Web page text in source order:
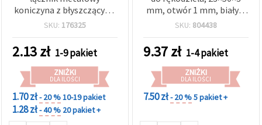
koniczyna z błyszczącymi
kryształkami w kolorze
otwór 2 mm – 2 szt.
SKU: 176325
2.13zł 1-9 pakiet
ZNIŻKI
DLA ILOŚCI
1.70 zł- 20 %10-19 pakiet
1.28 zł- 40 % 20 pakiet +
mm, otwór 1 mm, biały –
20 szt.
SKU: 804438
9.37zł 1-4 pakiet
ZNIŻKI
DLA ILOŚCI
7.50 zł- 20 %5 pakiet +